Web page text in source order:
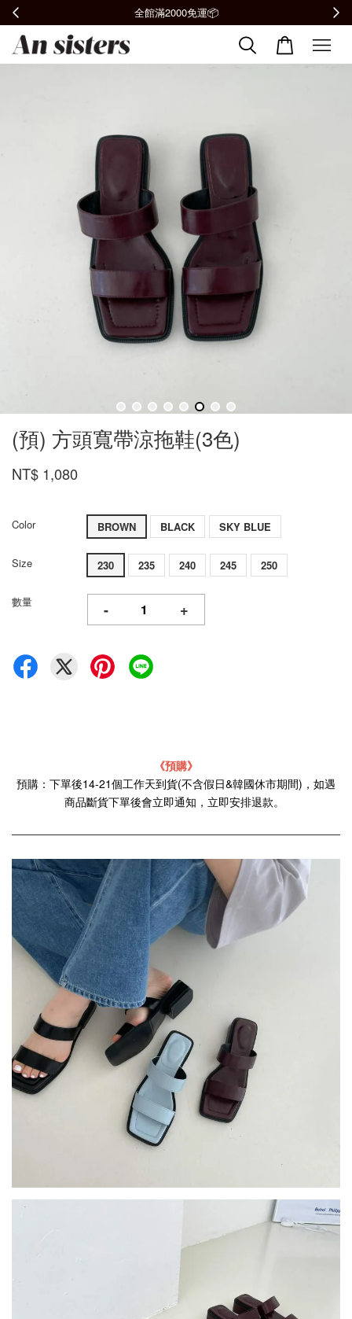
全館滿2000免運📦
(預) 方頭寬帶涼拖鞋(3色)
NT$ 1,080
Color BROWN BLACK SKY BLUE
Size 230 235 240 245 250
數量 - +
《預購》
預購：下單後14-21個工作天到貨(不含假日&韓國休市期間)，如遇
商品斷貨下單後會立即通知，立即安排退款。